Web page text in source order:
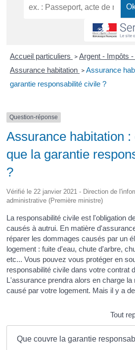
Accueil particuliers > Argent - Impôts
Assurance habitation > Assurance
garantie responsabilité civile ?
Question-réponse
Assurance habitation
que la garantie
?
Vérifié le 22 janvier 2021 - Direction de
administrative (Première ministre)
La responsabilité civile est l'obligation
causés à autrui. En matière
réparer les dommages causés par un
logement : fuite d'eau, chute d'arbre,
etc... Vous pouvez vous protéger en
responsabilité civile dans votre contrat
L'assurance prendra alors en charge
causé par votre logement. Mais il y a
Tout
Que couvre la garantie